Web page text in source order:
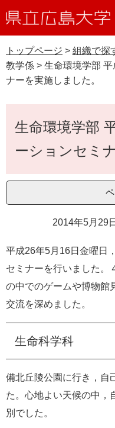
ー
ジ
先
頭
ニ
ュ
を
飛
立
大
学
受験生の皆さま
在学生の皆さま
地域・企業の皆さま
研究者の皆さま
受験
WEB
資料
交通
English
中文簡体
g
カ
ス
タ
ム
大学概要
学部・大学院・専攻科
学生生活・就職支援
研究・地域連携・国際交
入試情報
トップページ > 組織で探
教学係 > 生命環境学部
ナーを実施しました。
文生命環境学部
ーションセミ
2014年5月29
平成26年5月16日金曜日
セミナーを行いました。
の中でのゲームや博物館
交流を深めました。
生命科学科
備北丘陵公園に行き，自
た。心地よい天候の中，
別でした。